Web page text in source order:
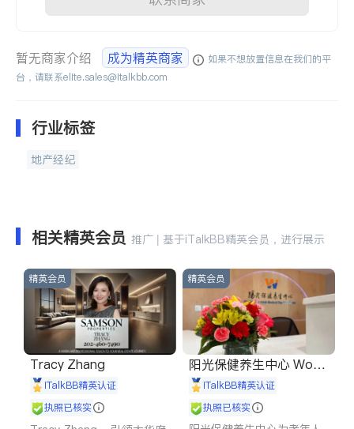
暂无商家介绍 成为精英商家
如果不想放置信息在我们的平
台，请联系elite.sales@italkbb.com
行业标签
地产经纪
相关精英会员 推广 | 基于iTalkBB精英会员，进行展示
精英会员
Tracy Zhang
iTalkBB精英认证
执照已核实
精英会员
阳光保健养生中心 World
shine
iTalkBB精英认证
执照已核实